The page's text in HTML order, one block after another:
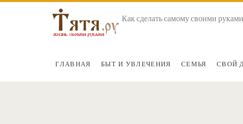
Как сделать самому своими
ГЛАВНАЯ БЫТ И УВЛЕЧЕНИЯ СЕМЬЯ СВОЙ